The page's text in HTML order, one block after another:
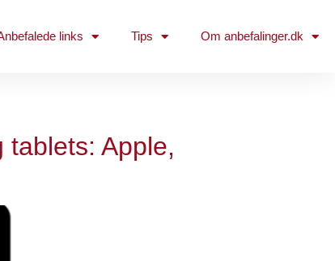
links Tips Om anbefalinger.dk
Apple,